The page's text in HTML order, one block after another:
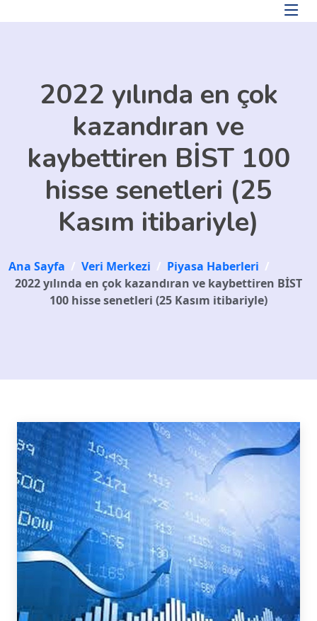
2022 yılında en çok
kazandıran ve
kaybettiren BİST 100
hisse senetleri (25
Kasım itibariyle)
Ana Sayfa / Veri Merkezi / Piyasa Haberleri /
2022 yılında en çok kazandıran ve kaybettiren BİST
100 hisse senetleri (25 Kasım itibariyle)